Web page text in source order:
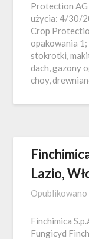
Protection AG
użycia: 4/30/
Crop
opakowania
stokrotki,
dach, gazony
choy,
Lazio,
Opublikowano
Finchimica
Fungicyd